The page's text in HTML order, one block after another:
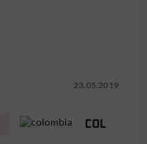
23.05.2019
COL